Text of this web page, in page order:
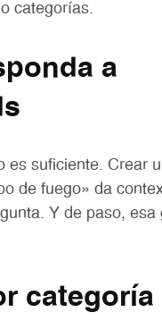
categorías.
a
es suficiente. Crear
de fuego» da
Y de paso, esa
categoría